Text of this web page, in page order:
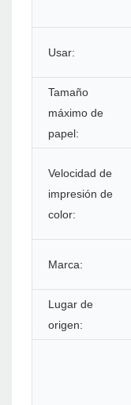
Usar:
Tamaño
máximo de
papel:
Velocidad de
impresión de
color:
Marca:
Lugar de
origen: